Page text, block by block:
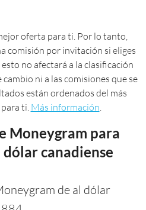
oferta para ti. Por lo tanto,
comisión por invitación si eliges
no afectará a la clasificación
ni a las comisiones que se
están ordenados del más
ti. Más información
Moneygram para
canadiense
de al dólar